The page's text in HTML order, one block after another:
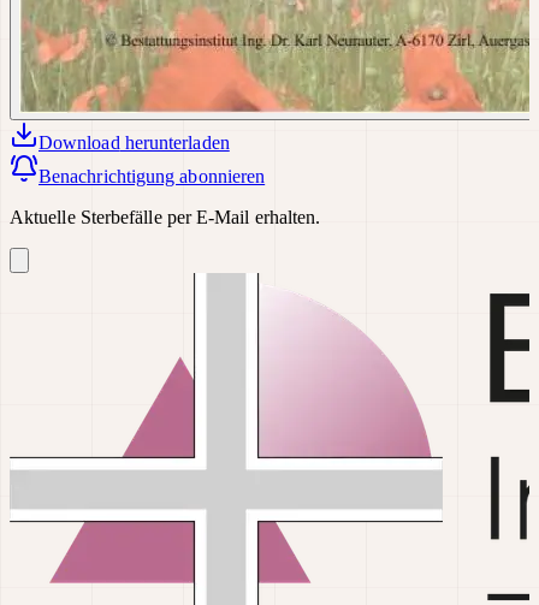
Download herunterladen
Benachrichtigung abonnieren
Aktuelle Sterbefälle per E-Mail erhalten.